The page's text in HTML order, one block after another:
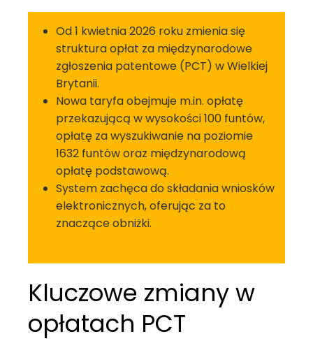
Od 1 kwietnia 2026 roku zmienia się
struktura opłat za międzynarodowe
zgłoszenia patentowe (PCT) w Wielkiej
Brytanii.
Nowa taryfa obejmuje m.in. opłatę
przekazującą w wysokości 100 funtów,
opłatę za wyszukiwanie na poziomie
1632 funtów oraz międzynarodową
opłatę podstawową.
System zachęca do składania wniosków
elektronicznych, oferując za to
znaczące obniżki.
Kluczowe zmiany w
opłatach PCT